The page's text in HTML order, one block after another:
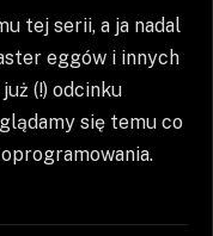
tej serii, a ja nadal
eggów i innych
(!) odcinku
się temu co